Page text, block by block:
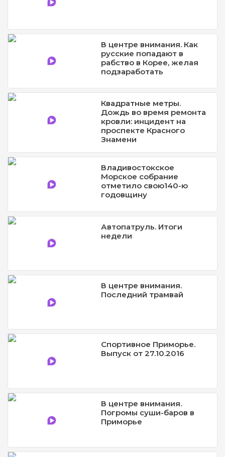
В центре внимания. Как
русские попадают в
рабство в Корее, желая
подзаработать
Квадратные метры.
Дождь во время ремонта
кровли: инцидент на
проспекте Красного
Знамени
Владивостокское
Морское собрание
отметило свою140-ю
годовщину
Автопатруль. Итоги
недели
В центре внимания.
Последний трамвай
Спортивное Приморье.
Выпуск от 27.10.2016
В центре внимания.
Погромы суши-баров в
Приморье